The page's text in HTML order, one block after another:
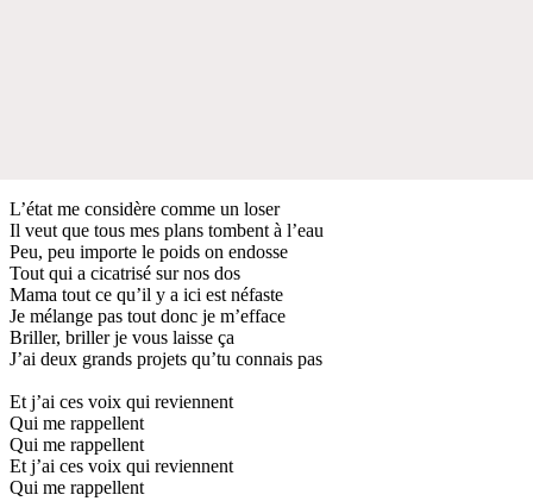
L’état me considère comme un loser
Il veut que tous mes plans tombent à l’eau
Peu, peu importe le poids on endosse
Tout qui a cicatrisé sur nos dos
Mama tout ce qu’il y a ici est néfaste
Je mélange pas tout donc je m’efface
Briller, briller je vous laisse ça
J’ai deux grands projets qu’tu connais pas
Et j’ai ces voix qui reviennent
Qui me rappellent
Qui me rappellent
Et j’ai ces voix qui reviennent
Qui me rappellent